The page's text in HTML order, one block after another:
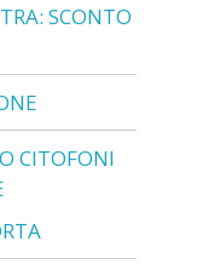
SCONTO
CITOFONI